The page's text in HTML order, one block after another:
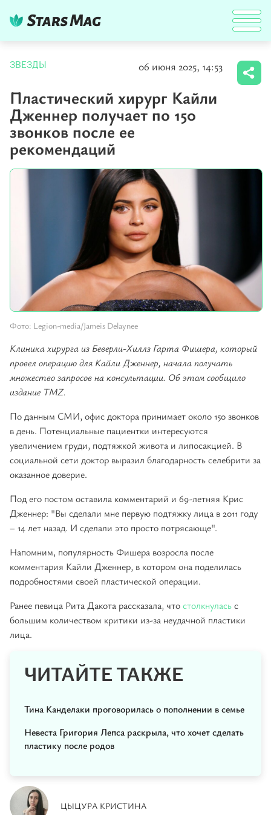
ЗВЕЗДЫ 06 июня 2025, 14:53
Пластический хирург Кайли
Дженнер получает по 150
звонков после ее
рекомендаций
Фото: Legion-media/Jameis Delaynee
Клиника хирурга из Беверли-Хиллз Гарта Фишера, который
провел операцию для Кайли Дженнер, начала получать
множество запросов на консультации. Об этом сообщило
издание TMZ.
По данным СМИ, офис доктора принимает около 150 звонков
в день. Потенциальные пациентки интересуются
увеличением груди, подтяжкой живота и липосакцией. В
социальной сети доктор выразил благодарность селебрити за
оказанное доверие.
Под его постом оставила комментарий и 69-летняя Крис
Дженнер: "Вы сделали мне первую подтяжку лица в 2011 году
– 14 лет назад. И сделали это просто потрясающе".
Напомним, популярность Фишера возросла после
комментария Кайли Дженнер, в котором она поделилась
подробностями своей пластической операции.
Ранее певица Рита Дакота рассказала, чтостолкнуласьс
большим количеством критики из-за неудачной пластики
лица.
ЧИТАЙТЕ ТАКЖЕ
Тина Канделаки проговорилась о пополнении в семье
Невеста Григория Лепса раскрыла, что хочет сделать
пластику после родов
ЦЫЦУРА КРИСТИНА